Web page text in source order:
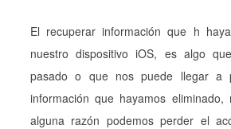
El recuperar información que h
nuestro dispositivo iOS, es algo
pasado o que nos puede llegar a
información que hayamos eliminado,
alguna razón podemos perder el